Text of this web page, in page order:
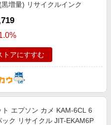
い
増量) リサイクルインク
トアにすすむ
ト エプソン カメ KAM-6CL 6
ック リサイクル JIT-EKAM6P